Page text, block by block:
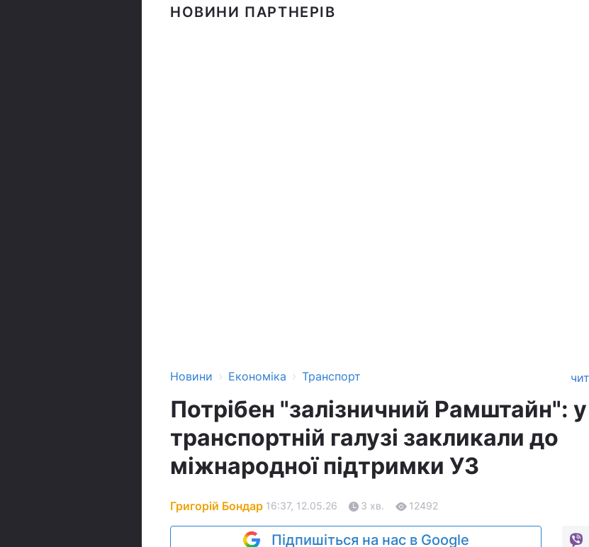
НОВИНИ ПАРТНЕРІВ
Новини › Економіка › Транспорт
Потрібен "залізничний Рамштайн": у
транспортній галузі закликали до
міжнародної підтримки УЗ
Григорій Бондар 16:37, 12.05.26 3 хв. 12492
Підпишіться на нас в Google